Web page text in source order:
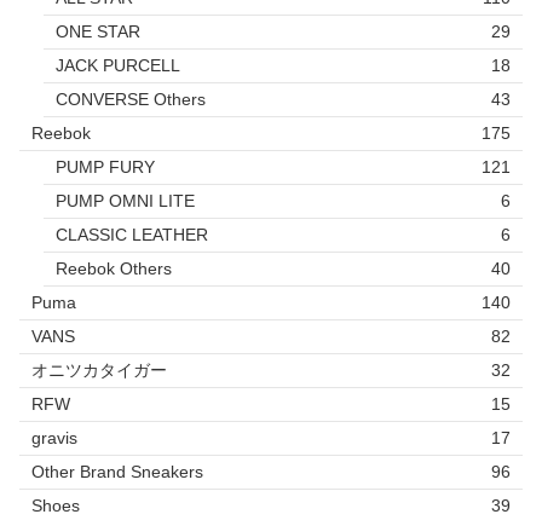
ONE STAR
29
JACK PURCELL
18
CONVERSE Others
43
Reebok
175
PUMP FURY
121
PUMP OMNI LITE
6
CLASSIC LEATHER
6
Reebok Others
40
Puma
140
VANS
82
オニツカタイガー
32
RFW
15
gravis
17
Other Brand Sneakers
96
Shoes
39